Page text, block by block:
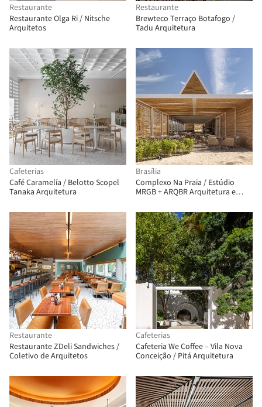
Restaurante
Restaurante Olga Ri / Nitsche
Arquitetos
Restaurante
Brewteco Terraço Botafogo /
Tadu Arquitetura
Cafeterias
Café Caramelía / Belotto Scopel
Tanaka Arquitetura
Brasília
Complexo Na Praia / Estúdio
MRGB + ARQBR Arquitetura e
Restaurante
Restaurante ZDeli Sandwiches /
Coletivo de Arquitetos
Cafeterias
Cafeteria We Coffee – Vila Nova
Conceição / Pitá Arquitetura